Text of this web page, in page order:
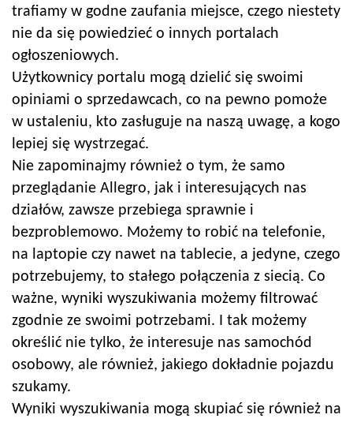
trafiamy w godne zaufania miejsce, czego niestety
nie da się powiedzieć o innych portalach
ogłoszeniowych.
Użytkownicy portalu mogą dzielić się swoimi
opiniami o sprzedawcach, co na pewno pomoże
w ustaleniu, kto zasługuje na naszą uwagę, a kogo
lepiej się wystrzegać.
Nie zapominajmy również o tym, że samo
przeglądanie Allegro, jak i interesujących nas
działów, zawsze przebiega sprawnie i
bezproblemowo. Możemy to robić na telefonie,
na laptopie czy nawet na tablecie, a jedyne, czego
potrzebujemy, to stałego połączenia z siecią. Co
ważne, wyniki wyszukiwania możemy filtrować
zgodnie ze swoimi potrzebami. I tak możemy
określić nie tylko, że interesuje nas samochód
osobowy, ale również, jakiego dokładnie pojazdu
szukamy.
Wyniki wyszukiwania mogą skupiać się również na